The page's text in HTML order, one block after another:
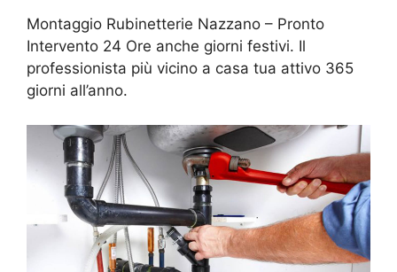
Montaggio Rubinetterie Nazzano – Pronto
Intervento 24 Ore anche giorni festivi. Il
professionista più vicino a casa tua attivo 365
giorni all’anno.